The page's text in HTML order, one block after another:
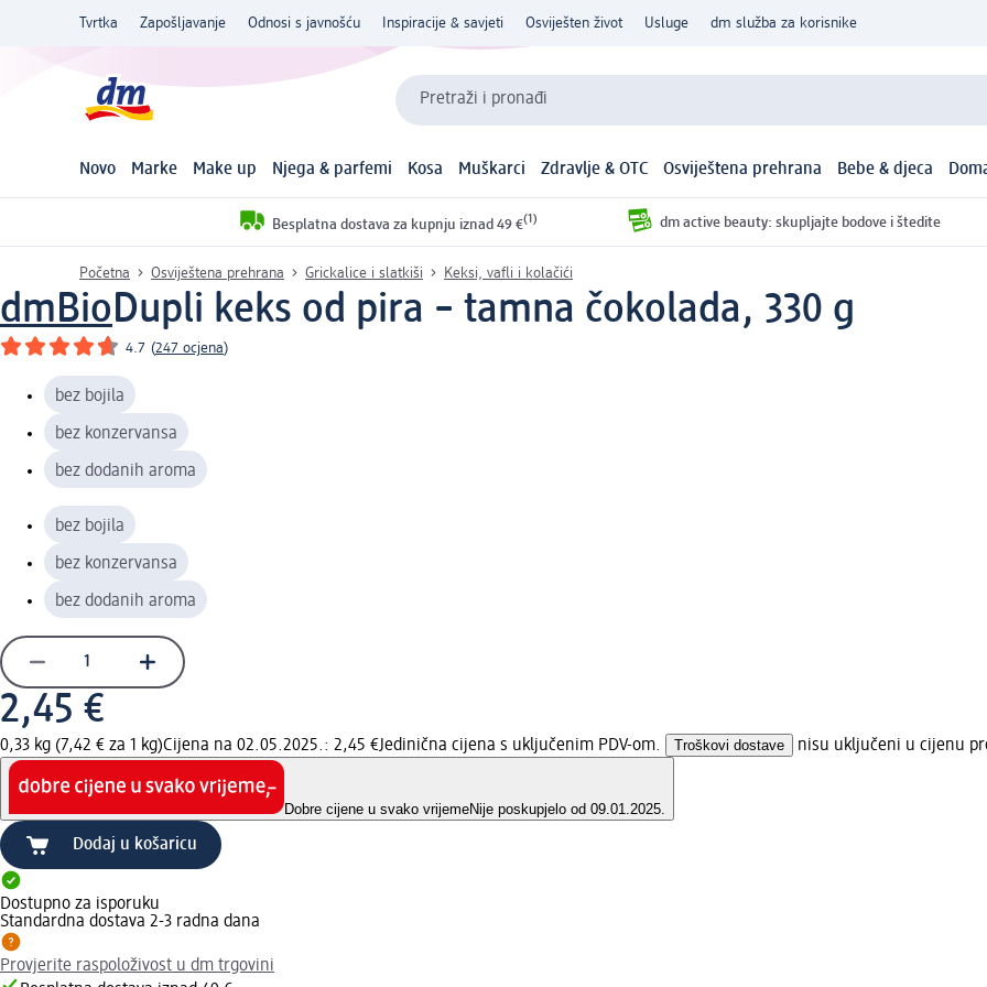
Tvrtka Zapošljavanje Odnosi s javnošću Inspiracije & savjeti Osviješten život Usluge dm služba za korisnike
Pretraži i pronađi
Novo Marke Make up Njega & parfemi Kosa Muškarci Zdravlje & OTC Osviještena prehrana Bebe & djeca
Besplatna dostava za kupnju iznad 49 €(1) dm active beauty: skupljajte bodove i štedite
Početna Osviještena prehrana Grickalice i slatkiši Keksi, vafli i kolačići
dmBioDupli keks od pira – tamna čokolada, 330 g
4.7 (247 ocjena)
bez bojila
bez konzervansa
bez dodanih aroma
bez bojila
bez konzervansa
bez dodanih aroma
2,45 €
0,33 kg (7,42 € za 1 kg)Cijena na 02.05.2025.: 2,45 €Jedinična cijena s uključenim PDV-om. Troškovi dostave nisu uključeni u cijenu
Dobre cijene u svako vrijemeNije poskupjelo od 09.01.2025.
Dodaj u košaricu
Dostupno za isporuku
Standardna dostava 2-3 radna dana
Provjerite raspoloživost u dm trgovini